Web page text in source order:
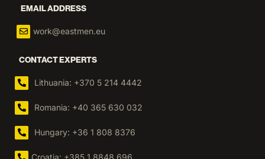
EMAIL ADDRESS
CONTACT EXPERTS
Lithuania: +370 5 214 4442
Romania: +40 365 630 032
Hungary: +36 1 808 8376